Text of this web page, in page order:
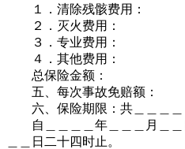
１．清除残骸费用：
２．灭火费用：
３．专业费用：
４．其他费用：
总保险金额：
五、每次事故免赔额：
六、保险期限：共＿＿＿＿
自＿＿＿＿年＿＿＿月＿＿
＿＿日二十四时止。